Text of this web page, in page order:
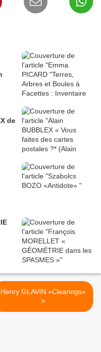
Henry GLAVIN «Clearings»
>